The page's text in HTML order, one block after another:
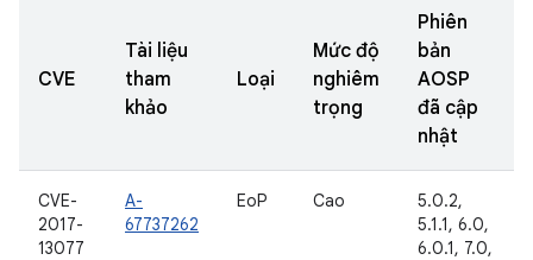
CVE
Tài liệu
tham
khảo
Loại
Mức độ
nghiêm
trọng
Phiên
bản
AOSP
đã cập
nhật
CVE-
2017-
13077
A-
67737262
EoP Cao
5.0.2,
5.1.1, 6.0,
6.0.1, 7.0,